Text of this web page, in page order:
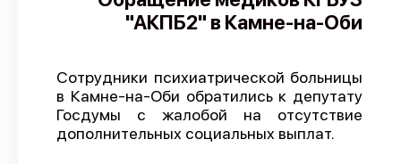
Новости
Трудовые конфликты
Отчеты
Предложить публикацию
"АКПБ2" в Камне-на-Оби
Сотрудники психиатрической больницы
в Камне-на-Оби обратились к депутату
Госдумы с жалобой на отсутствие
дополнительных социальных выплат.